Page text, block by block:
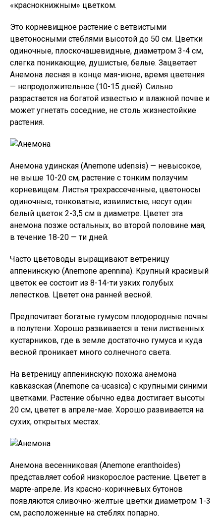
«краснокнижным» цветком.
Это корневищное растение с ветвистыми
цветоносными стеблями высотой до 50 см. Цветки
одиночные, плоскочашевидные, диаметром 3-4 см,
слегка поникающие, душистые, белые. Зацветает
Анемона лесная в конце мая-июне, время цветения
— непродолжительное (10-15 дней). Сильно
разрастается на богатой известью и влажной почве и
может угнетать соседние, не столь жизнестойкие
растения.
Анемона удинская (Anemone udensis) — невысокое,
не выше 10-20 см, растение с тонким ползучим
корневищем. Листья трехрассеченные, цветоносы
одиночные, тонковатые, извилистые, несут один
белый цветок 2-3,5 см в диаметре. Цветет эта
анемона позже остальных, во второй половине мая,
в течение 18-20 — ти дней.
Часто цветоводы выращивают ветреницу
аппенинскую (Anemone apennina). Крупный красивый
цветок ее состоит из 8-14-ти узких голубых
лепестков. Цветет она ранней весной.
Предпочитает богатые гумусом плодородные почвы
в полутени. Хорошо развивается в тени лиственных
кустарников, где в земле достаточно гумуса и куда
весной проникает много солнечного света.
На ветреницу аппенинскую похожа анемона
кавказская (Anemone са-ucasica) с крупными синими
цветками. Растение обычно едва достигает высоты
20 см, цветет в апреле-мае. Хорошо развивается на
сухих, открытых местах.
Анемона весенниковая (Anemone eranthoides)
представляет собой низкорослое растение. Цветет в
марте-апреле. Из красно-коричневых бутонов
появляются сливочно-желтые цветки диаметром 1-3
см, расположенные на стеблях попарно.